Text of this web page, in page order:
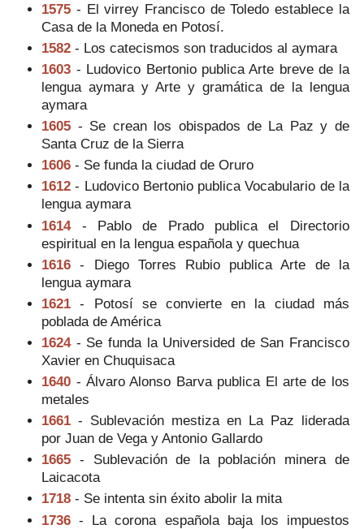
1575 - El virrey Francisco de Toledo establece la
Casa de la Moneda en Potosí.
1582- Los catecismos son traducidos al aymara
1603 - Ludovico Bertonio publica Arte breve de la
lengua aymara y Arte y gramática de la lengua
aymara
1605 - Se crean los obispados de La Paz y de
Santa Cruz de la Sierra
1606- Se funda la ciudad de Oruro
1612- Ludovico Bertonio publica Vocabulario de la
lengua aymara
1614 - Pablo de Prado publica el Directorio
espiritual en la lengua española y quechua
1616- Diego Torres Rubio publica Arte de la
lengua aymara
1621- Potosí se convierte en la ciudad más
poblada de América
1624 - Se funda la Universided de San Francisco
Xavier en Chuquisaca
1640 - Álvaro Alonso Barva publica El arte de los
metales
1661- Sublevación mestiza en La Paz liderada
por Juan de Vega y Antonio Gallardo
1665 - Sublevación de la población minera de
Laicacota
1718- Se intenta sin éxito abolir la mita
1736- La corona española baja los impuestos